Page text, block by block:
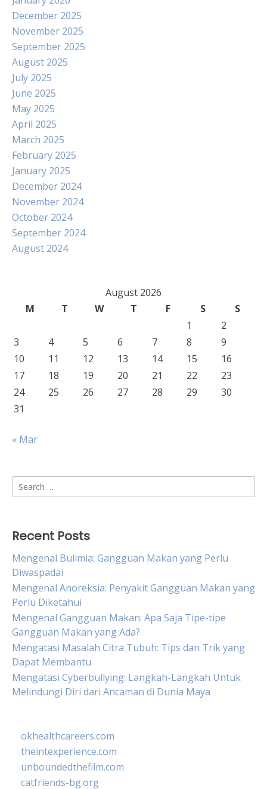
December 2025
November 2025
September 2025
August 2025
July 2025
June 2025
May 2025
April 2025
March 2025
February 2025
January 2025
December 2024
November 2024
October 2024
September 2024
August 2024
August 2026
M
T W T F S
S
1
2
3
4 5 6 7 8
9
10
11 12 13 14 15
16
17
18 19 20 21 22
23
24
25 26 27 28 29
30
31
« Mar
Search
for:
Recent Posts
Mengenal Bulimia: Gangguan Makan yang Perlu
Diwaspadai
Mengenal Anoreksia: Penyakit Gangguan Makan yang
Perlu Diketahui
Mengenal Gangguan Makan: Apa Saja Tipe-tipe
Gangguan Makan yang Ada?
Mengatasi Masalah Citra Tubuh: Tips dan Trik yang
Dapat Membantu
Mengatasi Cyberbullying: Langkah-Langkah Untuk
Melindungi Diri dari Ancaman di Dunia Maya
okhealthcareers.com
theintexperience.com
unboundedthefilm.com
catfriends-bg.org